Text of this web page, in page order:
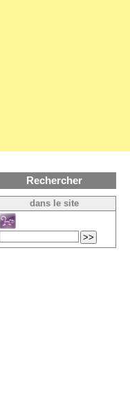
Rechercher
dans le site